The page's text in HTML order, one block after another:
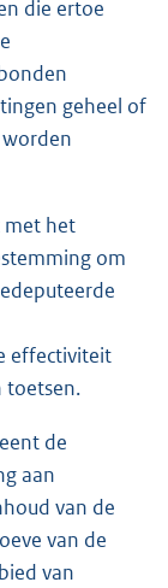
die ertoe
geheel of
met het
om
effectiviteit
toetsen.
de
aan
van de
van de
van